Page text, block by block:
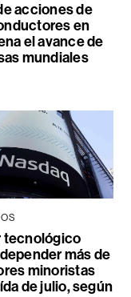
acciones de
en
el avance de
mundiales
tecnológico
más de
minoristas
de julio, según